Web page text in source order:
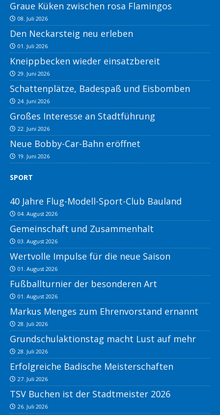
Graue Küken zwischen rosa Flamingos
08. Juli 2026
Den Neckarsteig neu erleben
01. Juli 2026
Kneippbecken wieder einsatzbereit
29. Juni 2026
Schattenplätze, Badespaß und Eisbomben
24. Juni 2026
Großes Interesse an Stadtführung
22. Juni 2026
Neue Bobby-Car-Bahn eröffnet
19. Juni 2026
SPORT
40 Jahre Flug-Modell-Sport-Club Bauland
04. August 2026
Gemeinschaft und Zusammenhalt
03. August 2026
Wertvolle Impulse für die neue Saison
01. August 2026
Fußballturnier der besonderen Art
01. August 2026
Markus Menges zum Ehrenvorstand ernannt
28. Juli 2026
Grundschulaktionstag macht Lust auf mehr
28. Juli 2026
Erfolgreiche Badische Meisterschaften
27. Juli 2026
TSV Buchen ist der Stadtmeister 2026
26. Juli 2026